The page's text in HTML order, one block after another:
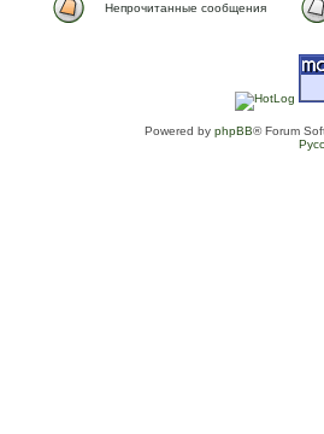
Непрочитанные сообщения
Powered by phpBB® Forum